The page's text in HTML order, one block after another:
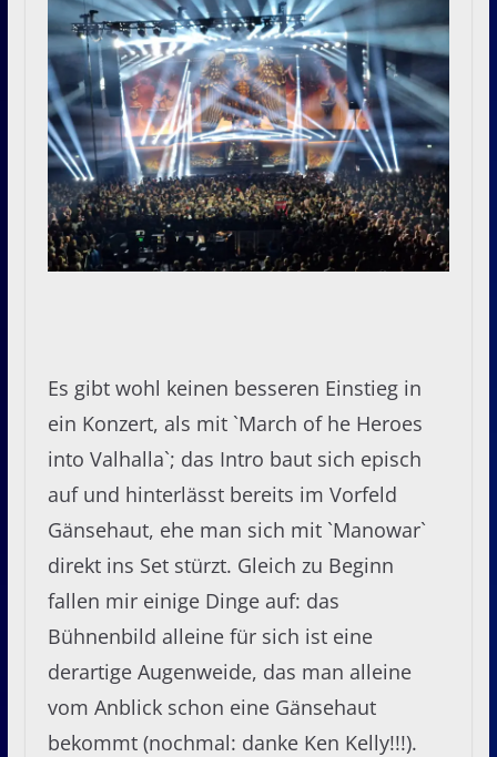
Es gibt wohl keinen besseren Einstieg in
ein Konzert, als mit `March of he Heroes
into Valhalla`; das Intro baut sich episch
auf und hinterlässt bereits im Vorfeld
Gänsehaut, ehe man sich mit `Manowar`
direkt ins Set stürzt. Gleich zu Beginn
fallen mir einige Dinge auf: das
Bühnenbild alleine für sich ist eine
derartige Augenweide, das man alleine
vom Anblick schon eine Gänsehaut
bekommt (nochmal: danke Ken Kelly!!!).